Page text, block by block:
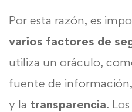
Por esta razón, es
varios factores de
utiliza un oráculo,
fuente de
y la transparencia.